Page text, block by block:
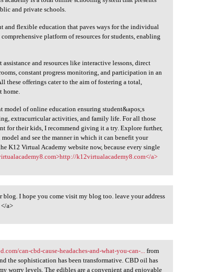
and private schools.
and flexible education that paves ways for the individual
platform of resources for students, enabling
and resources like interactive lessons, direct
constant progress monitoring, and participation in an
these offerings cater to the aim of fostering a total,
home.
model of online education ensuring student&apos;s
extracurricular activities, and family life. For all those
for their kids, I recommend giving it a try. Explore further,
and see the manner in which it can benefit your
K12 Virtual Academy website now, because every single
k12virtualacademy8.com</a>
I hope you come visit my blog too. leave your address
a>
can-cbd-cause-headaches-and-what-you-can-... from
the sophistication has been transformative. CBD oil has
worry levels. The edibles are a convenient and enjoyable